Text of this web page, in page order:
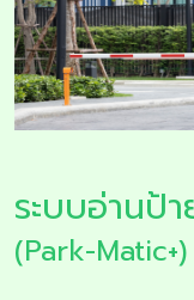
ระบบอ่านป้
(Park-Matic+)